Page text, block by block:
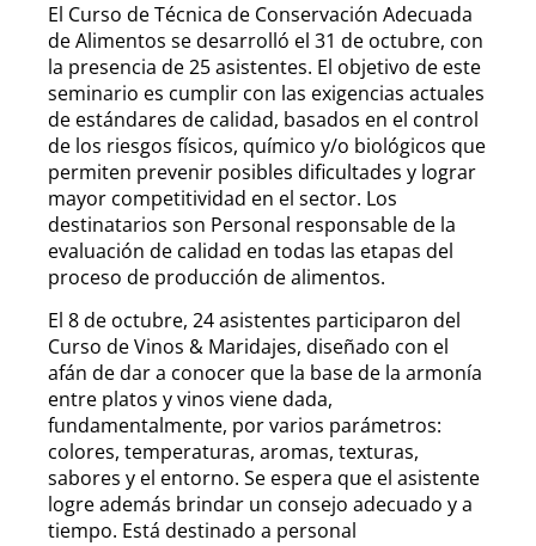
El Curso de Técnica de Conservación Adecuada
de Alimentos se desarrolló el 31 de octubre, con
la presencia de 25 asistentes. El objetivo de este
seminario es cumplir con las exigencias actuales
de estándares de calidad, basados en el control
de los riesgos físicos, químico y/o biológicos que
permiten prevenir posibles dificultades y lograr
mayor competitividad en el sector. Los
destinatarios son Personal responsable de la
evaluación de calidad en todas las etapas del
proceso de producción de alimentos.
El 8 de octubre, 24 asistentes participaron del
Curso de Vinos & Maridajes, diseñado con el
afán de dar a conocer que la base de la armonía
entre platos y vinos viene dada,
fundamentalmente, por varios parámetros:
colores, temperaturas, aromas, texturas,
sabores y el entorno. Se espera que el asistente
logre además brindar un consejo adecuado y a
tiempo. Está destinado a personal